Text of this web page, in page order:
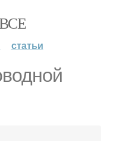
статьи